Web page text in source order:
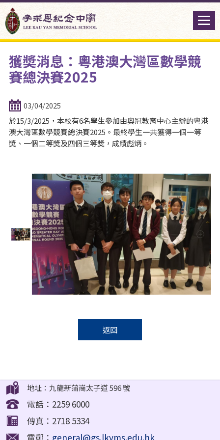
獲奬消息：粵港澳大灣區數學競
賽總決賽2025
03/04/2025
於15/3/2025，本校有6名學生參加由奧冠教育中心主辦的粵港
澳大灣區數學競賽總決賽2025。最終學生一共獲得一個一等
奬、一個二等奬及四個三等奬，成績彪炳。
返回
地址：九龍新蒲崗太子道 596 號
電話：2259 6000
傳真：2718 5334
電郵： general@gs.lkyms.edu.hk